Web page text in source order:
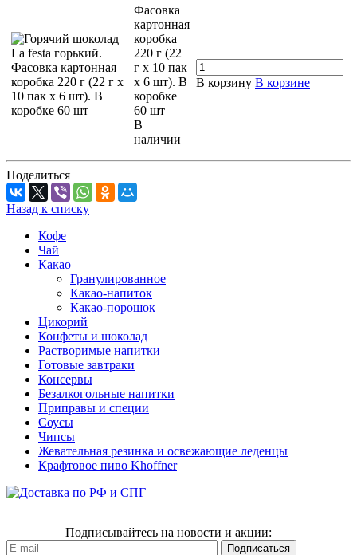
Фасовка
картонная
коробка
220 г (22
г х 10 пак
х 6 шт). В
коробке
60 шт
В
наличии
В корзину В корзине
Поделиться
Назад к списку
Кофе
Чай
Какао
Гранулированное
Какао-напиток
Какао-порошок
Цикорий
Конфеты и шоколад
Растворимые напитки
Готовые завтраки
Консервы
Безалкогольные напитки
Приправы и специи
Соусы
Чипсы
Жевательная резинка и освежающие леденцы
Крафтовое пиво Khoffner
Подписывайтесь на новости и акции: